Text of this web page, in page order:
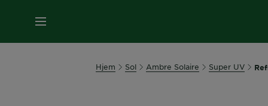
MENY
Hjem Sol Ambre Solaire Super UV